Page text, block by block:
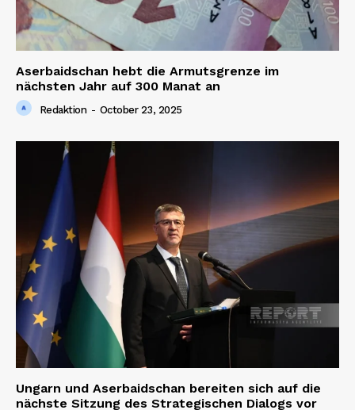
Aserbaidschan hebt die Armutsgrenze im
nächsten Jahr auf 300 Manat an
Redaktion - October 23, 2025
Ungarn und Aserbaidschan bereiten sich auf die
nächste Sitzung des Strategischen Dialogs vor